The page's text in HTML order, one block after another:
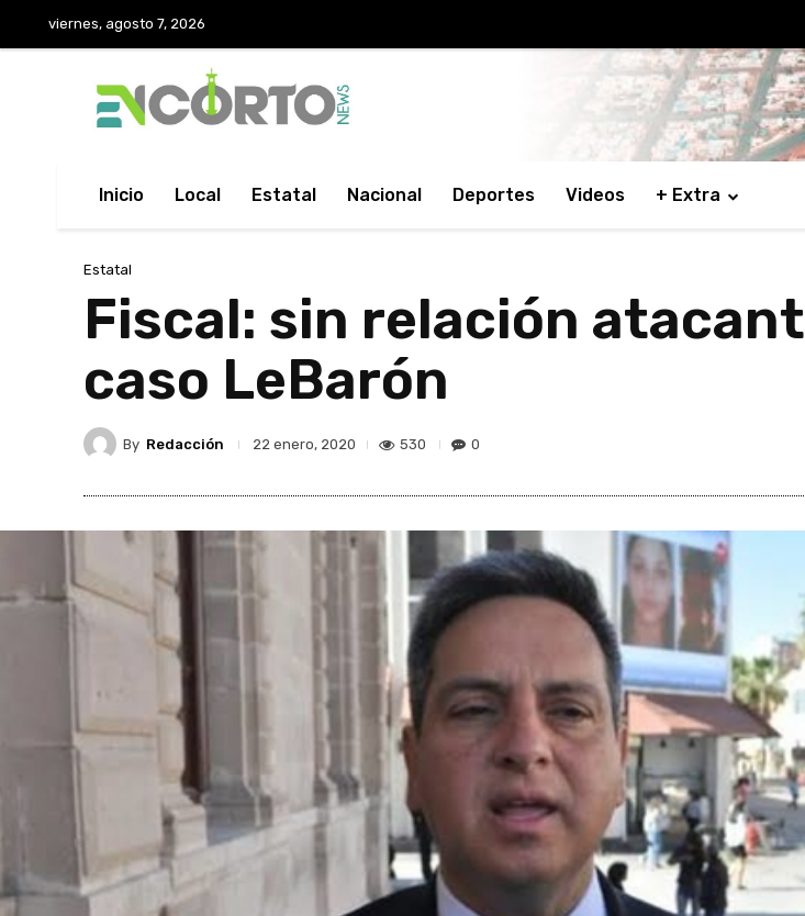
viernes, agosto 7, 2026
Inicio Local Estatal Nacional Deportes Videos + Extra
Estatal
Fiscal: sin relación
caso LeBarón
By Redacción 22 enero, 2020 530 0